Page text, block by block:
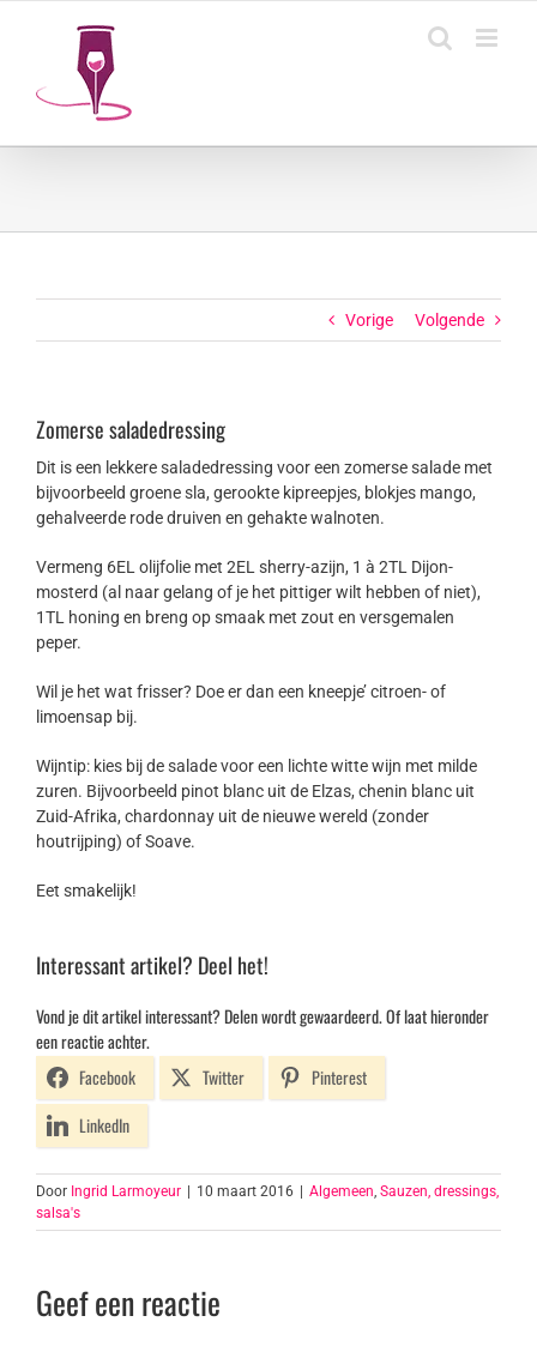
Vorige Volgende
Zomerse saladedressing
Dit is een lekkere saladedressing voor een zomerse salade met
bijvoorbeeld groene sla, gerookte kipreepjes, blokjes mango,
gehalveerde rode druiven en gehakte walnoten.
Vermeng 6EL olijfolie met 2EL sherry-azijn, 1 à 2TL Dijon-
mosterd (al naar gelang of je het pittiger wilt hebben of niet),
1TL honing en breng op smaak met zout en versgemalen
peper.
Wil je het wat frisser? Doe er dan een kneepje’ citroen- of
limoensap bij.
Wijntip: kies bij de salade voor een lichte witte wijn met milde
zuren. Bijvoorbeeld pinot blanc uit de Elzas, chenin blanc uit
Zuid-Afrika, chardonnay uit de nieuwe wereld (zonder
houtrijping) of Soave.
Eet smakelijk!
Interessant artikel? Deel het!
Vond je dit artikel interessant? Delen wordt gewaardeerd. Of laat hieronder
een reactie achter.
Facebook
Twitter
Pinterest
LinkedIn
Door Ingrid Larmoyeur 10 maart 2016 Algemeen, Sauzen, dressings,
salsa's
Geef een reactie